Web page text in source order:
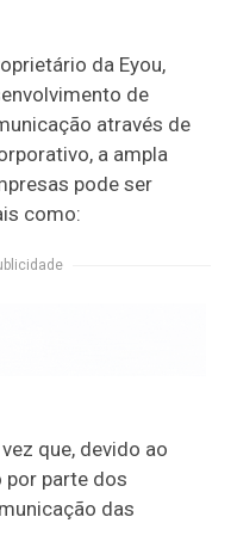
da Eyou,
de
através de
a ampla
pode ser
como:
que, devido ao
parte dos
das